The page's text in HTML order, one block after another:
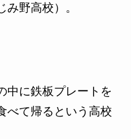
み野高校）。
中に鉄板プレートを
べて帰るという高校